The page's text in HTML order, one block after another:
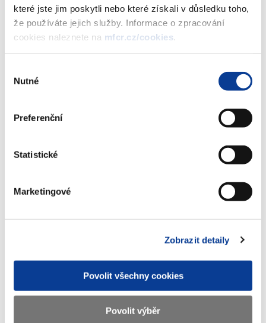
které jste jim poskytli nebo které získali v důsledku toho,
že používáte jejich služby. Informace o zpracování
cookies naleznete na mfcr.cz/cookies
souhlasu
Nutné
Preferenční
Statistické
Marketingové
Zobrazit detaily
Povolit všechny cookies
Povolit výběr
Dokumenty ke stažení